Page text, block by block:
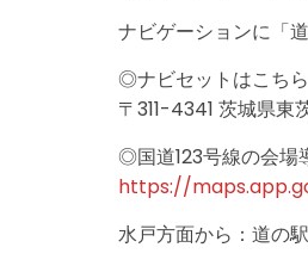
ナビゲーションに「
◎ナビセットはこちら
〒311-4341 茨城県東
◎国道123号線の会場
https://
水戸方面から：道の